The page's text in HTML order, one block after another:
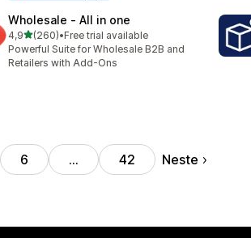
Wholesale ‑ All in one
4,9av 5 stjerner
(260)
Totalt 260 omtaler
•Free trial available
Powerful Suite for Wholesale B2B and
Retailers with Add-Ons
6 … 42 Neste